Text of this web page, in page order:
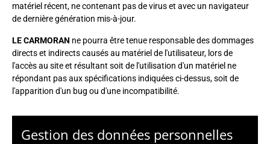
matériel récent, ne contenant pas de virus et avec un navigateur
de dernière génération mis-à-jour.
LE CARMORAN ne pourra être tenue responsable des dommages
directs et indirects causés au matériel de l'utilisateur, lors de
l'accès au site et résultant soit de l'utilisation d'un matériel ne
répondant pas aux spécifications indiquées ci-dessus, soit de
l'apparition d'un bug ou d'une incompatibilité.
Gestion des données personnelles